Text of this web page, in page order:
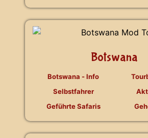
Botswana
Botswana - Info
Selbstfahrer
Geführte Safaris